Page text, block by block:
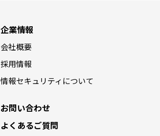
企業情報
会社概要
採用情報
情報セキュリティについて
お問い合わせ
よくあるご質問